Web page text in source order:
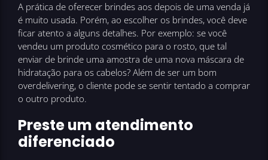
A prática de oferecer brindes aos depois de uma venda já
é muito usada. Porém, ao escolher os brindes, você deve
ficar atento a alguns detalhes. Por exemplo: se você
vendeu um produto cosmético para o rosto, que tal
enviar de brinde uma amostra de uma nova máscara de
hidratação para os cabelos? Além de ser um bom
overdelivering, o cliente pode se sentir tentado a comprar
o outro produto.
Preste um atendimento
diferenciado